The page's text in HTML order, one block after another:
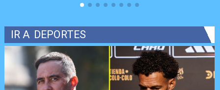
IR A DEPORTES